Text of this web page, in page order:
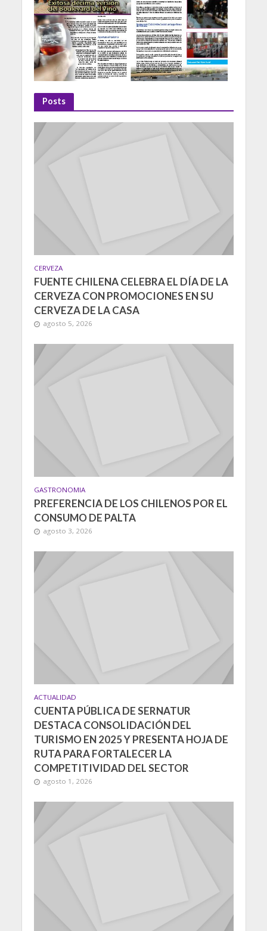
Posts
CERVEZA
FUENTE CHILENA CELEBRA EL DÍA DE LA
CERVEZA CON PROMOCIONES EN SU
CERVEZA DE LA CASA
agosto 5, 2026
GASTRONOMIA
PREFERENCIA DE LOS CHILENOS POR EL
CONSUMO DE PALTA
agosto 3, 2026
ACTUALIDAD
CUENTA PÚBLICA DE SERNATUR
DESTACA CONSOLIDACIÓN DEL
TURISMO EN 2025 Y PRESENTA HOJA DE
RUTA PARA FORTALECER LA
COMPETITIVIDAD DEL SECTOR
agosto 1, 2026